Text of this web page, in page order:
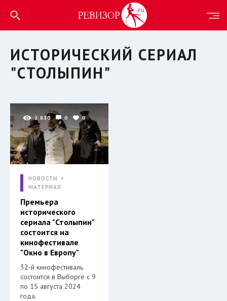
ИСТОРИЧЕСКИЙ СЕРИАЛ
"СТОЛЫПИН"
2 830 0 0
НОВОСТИ
МАТЕРИАЛ
Премьера
исторического
сериала "Столыпин"
состоится на
кинофестивале
"Окно в Европу"
32-й кинофестиваль
состоится в Выборге с 9
по 15 августа 2024
года.